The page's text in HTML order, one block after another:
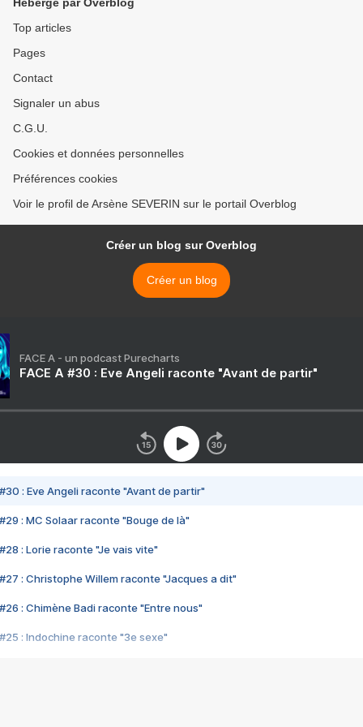
Top articles
Pages
Contact
Signaler un abus
C.G.U.
Cookies et données personnelles
Préférences cookies
Voir le profil de Arsène SEVERIN sur le portail Overblog
Créer un blog sur Overblog
Créer un blog
FACE A - un podcast Purecharts
FACE A #30 : Eve Angeli raconte "Avant de partir"
#30 : Eve Angeli raconte "Avant de partir"
#29 : MC Solaar raconte "Bouge de là"
#28 : Lorie raconte "Je vais vite"
#27 : Christophe Willem raconte "Jacques a dit"
#26 : Chimène Badi raconte "Entre nous"
#25 : Indochine raconte "3e sexe"